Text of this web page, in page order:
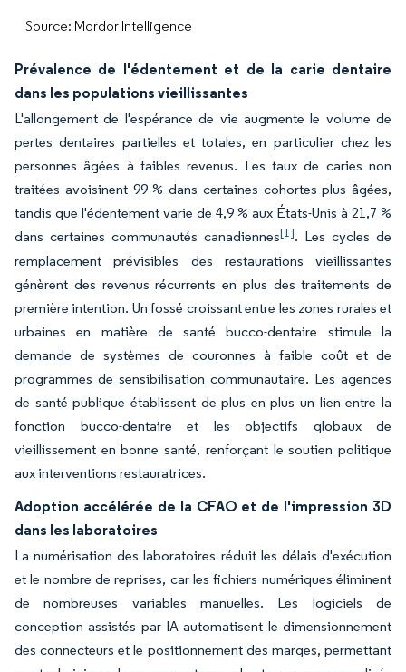
Source: Mordor Intelligence
Prévalence de l'édentement et de la carie dentaire
dans les populations vieillissantes
L'allongement de l'espérance de vie augmente le volume de
pertes dentaires partielles et totales, en particulier chez les
personnes âgées à faibles revenus. Les taux de caries non
traitées avoisinent 99 % dans certaines cohortes plus âgées,
tandis que l'édentement varie de 4,9 % aux États-Unis à 21,7 %
dans certaines communautés canadiennes[1]. Les cycles de
remplacement prévisibles des restaurations vieillissantes
génèrent des revenus récurrents en plus des traitements de
première intention. Un fossé croissant entre les zones rurales et
urbaines en matière de santé bucco-dentaire stimule la
demande de systèmes de couronnes à faible coût et de
programmes de sensibilisation communautaire. Les agences
de santé publique établissent de plus en plus un lien entre la
fonction bucco-dentaire et les objectifs globaux de
vieillissement en bonne santé, renforçant le soutien politique
aux interventions restauratrices.
Adoption accélérée de la CFAO et de l'impression 3D
dans les laboratoires
La numérisation des laboratoires réduit les délais d'exécution
et le nombre de reprises, car les fichiers numériques éliminent
de nombreuses variables manuelles. Les logiciels de
conception assistés par IA automatisent le dimensionnement
des connecteurs et le positionnement des marges, permettant